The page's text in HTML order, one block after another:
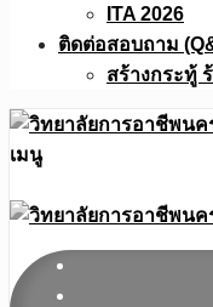
ITA 2026
ติดต่อสอบถาม
สร้างกระทู้
เมนู